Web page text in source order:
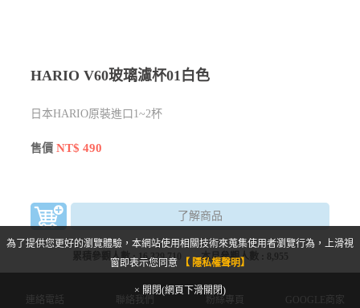
HARIO V60玻璃濾杯01白色
日本HARIO原裝進口1~2杯
售價NT$ 490
了解商品
為了提供您更好的瀏覽體驗，本網站使用相關技術來蒐集使用者瀏覽行為，上滑視
窗即表示您同意
【 隱私權聲明】
× 關閉(網頁下滑關閉)
累積參觀人數 :16,329,710 本月參觀人數 : 8,955
連絡電話 聯絡我們 粉絲專頁 GOOGLE商家